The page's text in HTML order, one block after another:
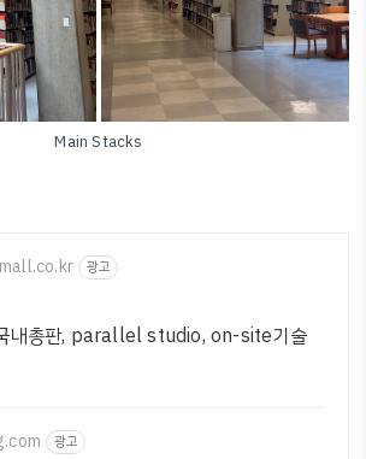
Main Stacks
광고
내총판, parallel studio, on-site기술
광고